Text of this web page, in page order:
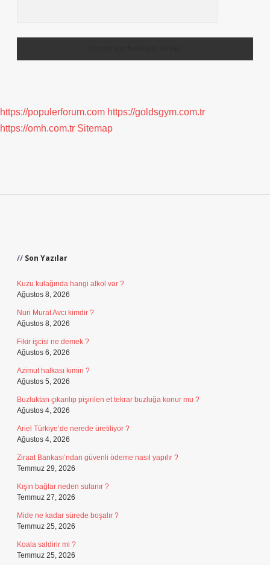
https://populerforum.com https://goldsgym.com.tr
https://omh.com.tr Sitemap
Son Yazılar
Kuzu kulağında hangi alkol var ?
Ağustos 8, 2026
Nuri Murat Avcı kimdir ?
Ağustos 8, 2026
Fikir işcisi ne demek ?
Ağustos 6, 2026
Azimut halkası kimin ?
Ağustos 5, 2026
Buzluktan çıkarılıp pişirilen et tekrar buzluğa konur mu ?
Ağustos 4, 2026
Ariel Türkiye’de nerede üretiliyor ?
Ağustos 4, 2026
Ziraat Bankası’ndan güvenli ödeme nasıl yapılır ?
Temmuz 29, 2026
Kışın bağlar neden sulanır ?
Temmuz 27, 2026
Mide ne kadar sürede boşalır ?
Temmuz 25, 2026
Koala saldirir mi ?
Temmuz 25, 2026